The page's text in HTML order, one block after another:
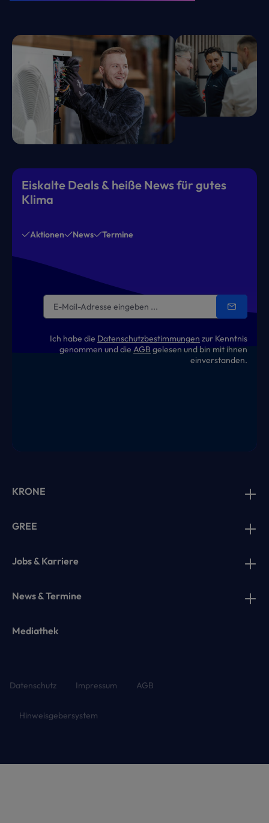
Eiskalte Deals & heiße News für gutes
Klima
Aktionen News Termine
Ich habe die Datenschutzbestimmungen zur Kenntnis
genommen und die AGB gelesen und bin mit ihnen
einverstanden.
KRONE
GREE
Jobs & Karriere
News & Termine
Mediathek
Datenschutz Impressum AGB
Hinweisgebersystem